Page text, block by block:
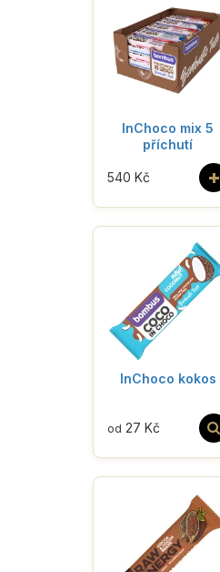
InChoco mix 5
příchutí
+
540 Kč
InChoco kokos
od 27 Kč